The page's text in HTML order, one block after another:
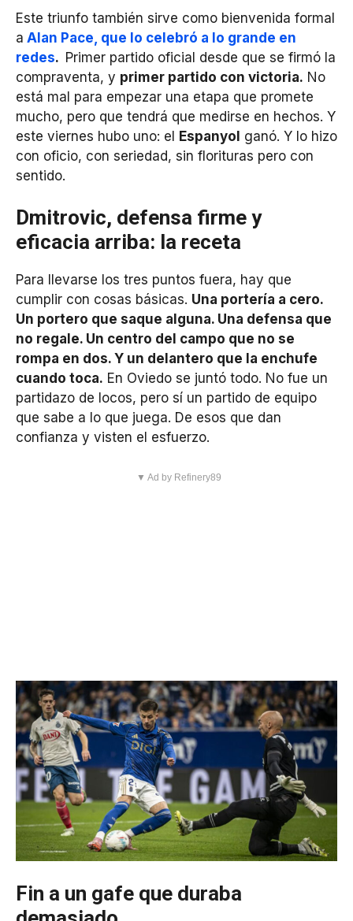
Este triunfo también sirve como bienvenida formal
a Alan Pace, que lo celebró a lo grande en
redes. Primer partido oficial desde que se firmó la
compraventa, y primer partido con victoria. No
está mal para empezar una etapa que promete
mucho, pero que tendrá que medirse en hechos. Y
este viernes hubo uno: el Espanyol ganó. Y lo hizo
con oficio, con seriedad, sin florituras pero con
sentido.
Dmitrovic, defensa firme y
eficacia arriba: la receta
Para llevarse los tres puntos fuera, hay que
cumplir con cosas básicas. Una portería a cero.
Un portero que saque alguna. Una defensa que
no regale. Un centro del campo que no se
rompa en dos. Y un delantero que la enchufe
cuando toca. En Oviedo se juntó todo. No fue un
partidazo de locos, pero sí un partido de equipo
que sabe a lo que juega. De esos que dan
confianza y visten el esfuerzo.
▼ Ad by Refinery89
Fin a un gafe que duraba